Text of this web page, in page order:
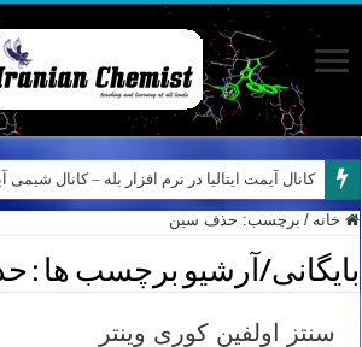
کانال آیمت ایتالیا در نرم افزار بله – کانال شیمی
خانه / برچسب: حذف سین
بایگانی/آرشیو برچسب ها :
سنتز اولفین کوری وینتر